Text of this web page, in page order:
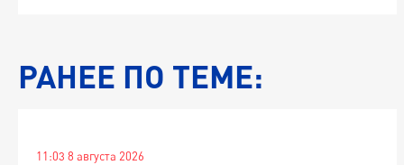
РАНЕЕ ПО ТЕМЕ:
11:03 8 августа 2026